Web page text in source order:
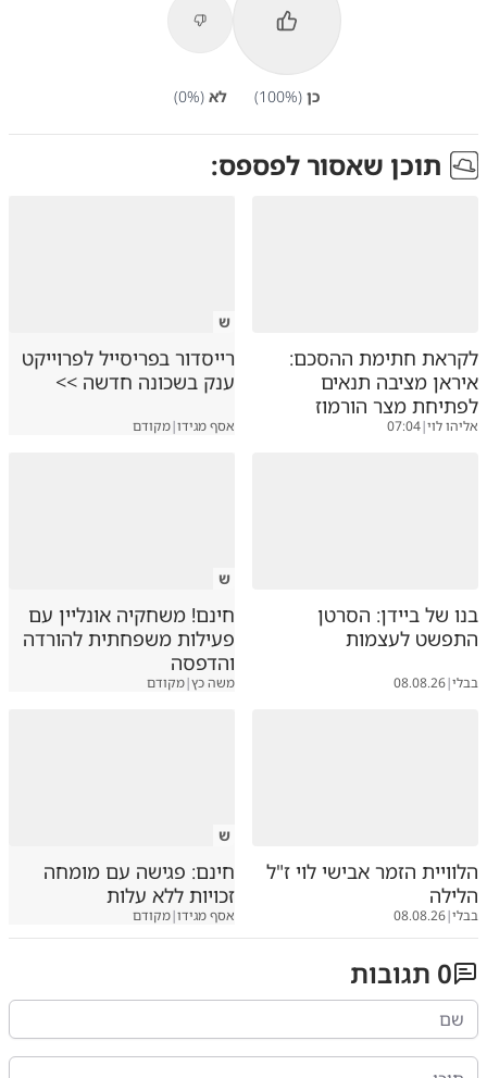
כן (
100%) לא (
0%)
תוכן שאסור לפספס:
לקראת חתימת ההסכם:
איראן מציבה תנאים
לפתיחת מצר הורמוז
אליהו לוי|
07:04
ש
רייסדור בפריסייל לפרוייקט
ענק בשכונה חדשה >>
אסף מגידו|מקודם
בנו של ביידן: הסרטן
התפשט לעצמות
בבלי|
08.08.26
ש
חינם! משחקיה אונליין עם
פעילות משפחתית להורדה
והדפסה
משה כץ|מקודם
הלוויית הזמר אבישי לוי ז"ל
הלילה
בבלי|
08.08.26
ש
חינם: פגישה עם מומחה
זכויות ללא עלות
אסף מגידו|מקודם
0 תגובות